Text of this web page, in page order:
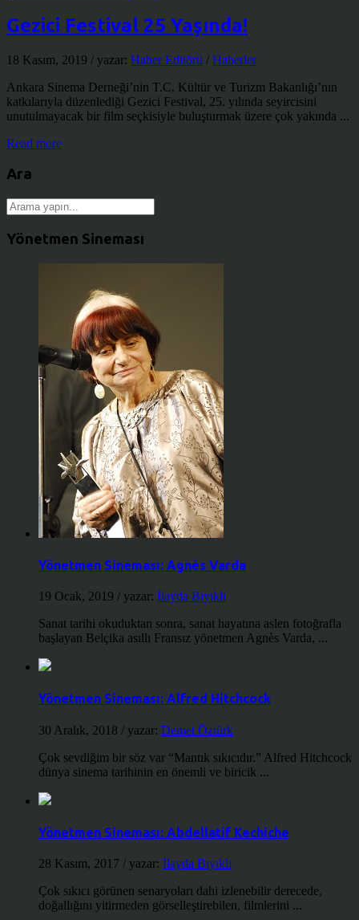
Gezici Festival 25 Yaşında!
18 Kasım, 2019 / yazar: Haber Editörü / Haberler
Ankara Sinema Derneği’nin T.C. Kültür ve Turizm Bakanlığı’nın
katkılarıyla düzenlediği Gezici Festival, 25. yılında seyircisini
unutulmayacak bir film seçkisiyle buluşturmak üzere çok yakında ...
Read more
Ara
Yönetmen Sineması
Yönetmen Sineması: Agnès Varda
19 Ocak, 2019 / yazar: İlayda Bıyıklı
Sanat tarihi okuduktan sonra, sanat hayatına aslen fotoğrafla
başlayan Belçika asıllı Fransız yönetmen Agnès Varda, ...
Yönetmen Sineması: Alfred Hitchcock
30 Aralık, 2018 / yazar: Demet Öztürk
Çok sevdiğim bir söz var “Mantık sıkıcıdır.” Alfred Hitchcock
dünya sinema tarihinin en önemli ve biricik ...
Yönetmen Sineması: Abdellatif Kechiche
28 Kasım, 2017 / yazar: İlayda Bıyıklı
Çok sıkıcı görünen senaryoları dahi izlenebilir derecede,
doğallığını yitirmeden görselleştirebilen, filmlerini ...